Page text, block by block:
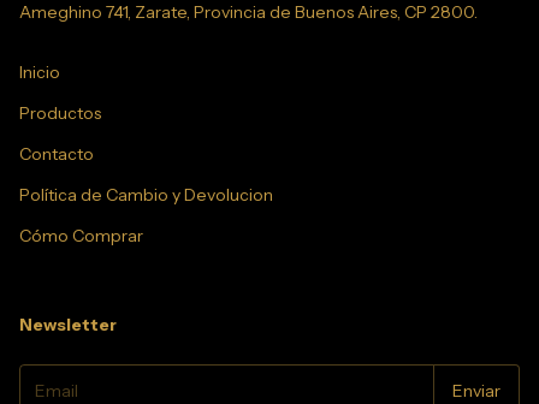
Ameghino 741, Zarate, Provincia de Buenos Aires, CP 2800.
Inicio
Productos
Contacto
Política de Cambio y Devolucion
Cómo Comprar
Newsletter